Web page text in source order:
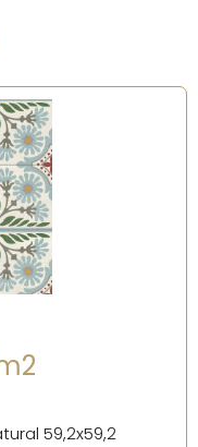
59,2x59,2